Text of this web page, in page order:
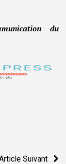
du
Suivant